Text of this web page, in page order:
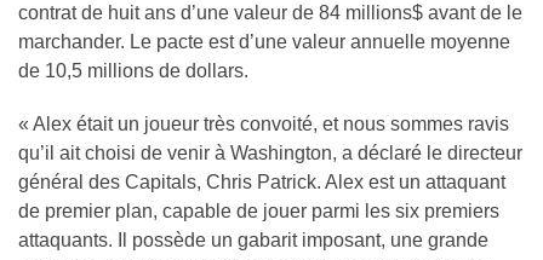
contrat de huit ans d’une valeur de 84 millions$ avant de le
marchander. Le pacte est d’une valeur annuelle moyenne
de 10,5 millions de dollars.
« Alex était un joueur très convoité, et nous sommes ravis
qu’il ait choisi de venir à Washington, a déclaré le directeur
général des Capitals, Chris Patrick. Alex est un attaquant
de premier plan, capable de jouer parmi les six premiers
attaquants. Il possède un gabarit imposant, une grande